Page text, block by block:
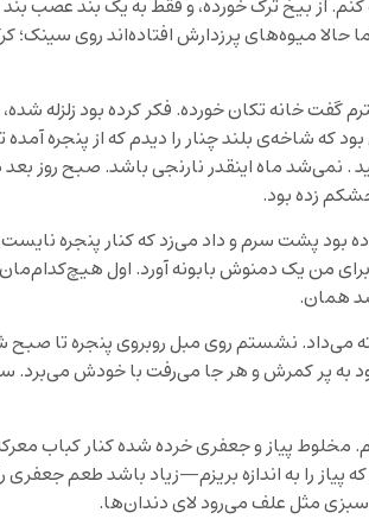
کنم. از بیخ ترک خورده، و فقط به یک بند عصب
میوه‌های پرزدارش افتاده‌اند روی سینک؛
خانه تکان خورده. فکر کرده بود زلزله
که شاخه‌ی بلند چنار را دیدم که از پنجره آمده
نمی‌شد ماه اینقدر نارنجی باشد. صبح روز بعد
زده بود.
بود پشت سرم و داد می‌زد که کنار پنجره
من یک دمنوش بابونه آورد. اول هیچ‌کدام‌مان
همان.
می‌داد. نشستم روی مبل روبروی پنجره تا صبح
به پر کمرش و هر جا می‌رفت با خودش
مخلوط پیاز و جعفری خرده شده کنار کباب
را به اندازه بریزم—زیاد باشد طعم جعفری
مثل علف می‌رود لای دندان‌ها.